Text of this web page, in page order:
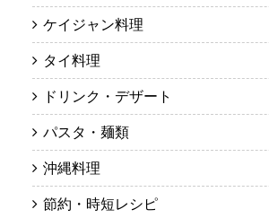
ケイジャン料理
タイ料理
ドリンク・デザート
パスタ・麺類
沖縄料理
節約・時短レシピ